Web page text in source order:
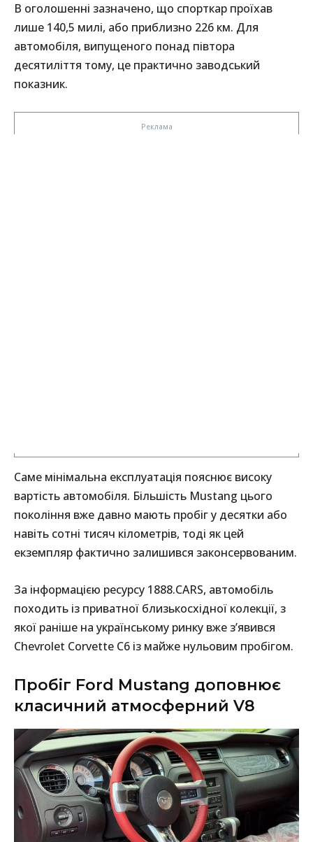
В оголошенні зазначено, що спорткар проїхав
лише 140,5 милі, або приблизно 226 км. Для
автомобіля, випущеного понад півтора
десятиліття тому, це практично заводський
показник.
Саме мінімальна експлуатація пояснює високу
вартість автомобіля. Більшість Mustang цього
покоління вже давно мають пробіг у десятки або
навіть сотні тисяч кілометрів, тоді як цей
екземпляр фактично залишився законсервованим.
За інформацією ресурсу 1888.CARS, автомобіль
походить із приватної близькосхідної колекції, з
якої раніше на українському ринку вже з’явився
Chevrolet Corvette C6 із майже нульовим пробігом.
Пробіг Ford Mustang доповнює
класичний атмосферний V8